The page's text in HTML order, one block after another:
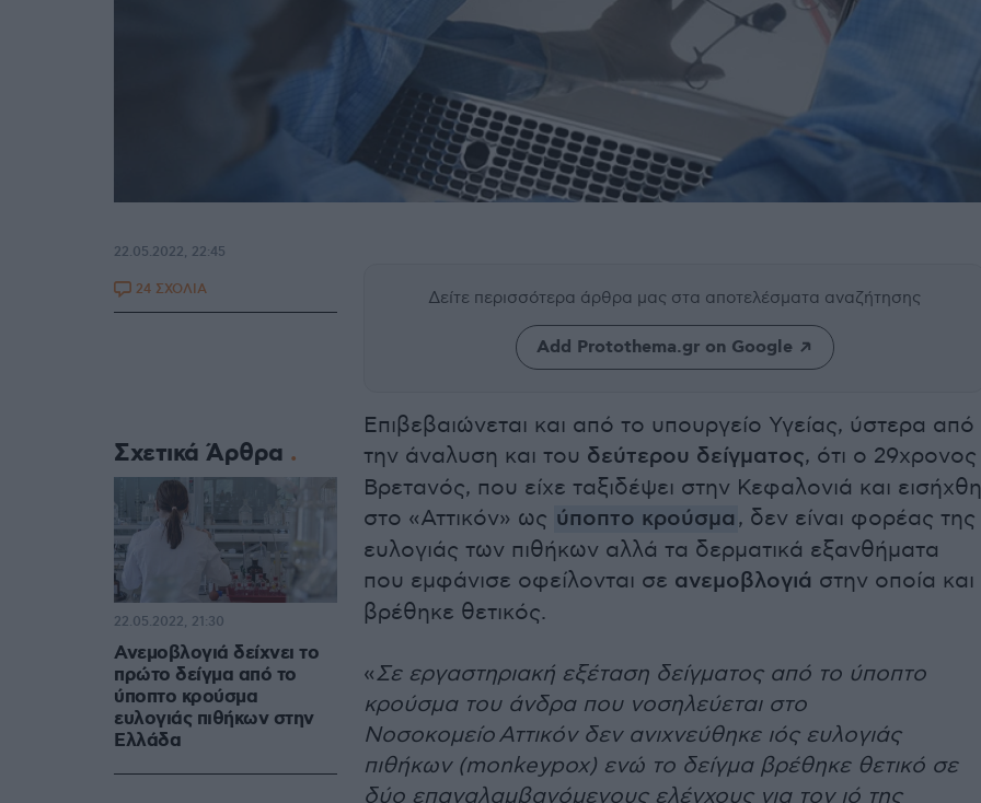
Δείτε περισσότερα άρθρα μας στα αποτελέσματα αναζήτησης
Add Protothema.gr on Google
Επιβεβαιώνεται και από το υπουργείο Υγείας, ύστερα από
την άναλυση και του δεύτερου δείγματος, ότι ο 29χρονος
Βρετανός, που είχε ταξιδέψει στην Κεφαλονιά και εισήχθη
στο «Αττικόν» ως ύποπτο κρούσμα , δεν είναι φορέας της
ευλογιάς των πιθήκων αλλά τα δερματικά εξανθήματα
που εμφάνισε οφείλονται σε ανεμοβλογιά στην οποία και
βρέθηκε θετικός.
«Σε εργαστηριακή εξέταση δείγματος από το ύποπτο
κρούσμα του άνδρα που νοσηλεύεται στο
Νοσοκομείο Αττικόν δεν ανιχνεύθηκε ιός ευλογιάς
πιθήκων (monkeypox) ενώ το δείγμα βρέθηκε θετικό σε
δύο επαναλαμβανόμενους ελέγχους για τον ιό της
22.05.2022, 22:45
24 ΣΧΟΛΙΑ
Σχετικά Άρθρα
Ανεμοβλογιά δείχνει το
πρώτο δείγμα από το
ύποπτο κρούσμα
ευλογιάς πιθήκων στην
Ελλάδα
22.05.2022, 21:30